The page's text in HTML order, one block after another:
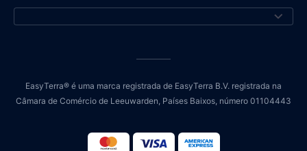
EasyTerra® é uma marca registrada de EasyTerra B.V. registrada na
Câmara de Comércio de Leeuwarden, Países Baixos, número 01104443